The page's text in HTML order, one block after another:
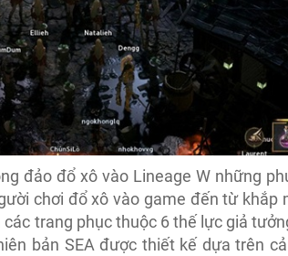
đảo đổ xô vào Lineage W những
chơi đổ xô vào game đến từ khắp
trang phục thuộc 6 thế lực giả
bản SEA được thiết kế dựa trên